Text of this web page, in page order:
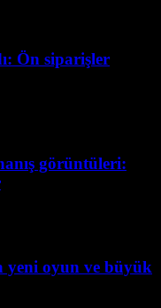
Ön siparişler
görüntüleri:
yeni oyun ve büyük